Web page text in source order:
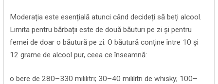
Moderația este esențială atunci când decideți să beți alcool.
Limita pentru bărbații este de două băuturi pe zi și pentru
femei de doar o băutură pe zi. O băutură conține între 10 și
12 grame de alcool pur, ceea ce înseamnă:
o bere de 280–330 mililitri; 30–40 mililitri de whisky; 100–